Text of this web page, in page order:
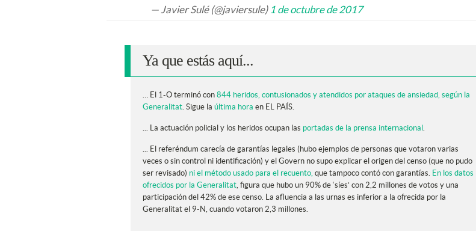
— Javier Sulé (@javiersule) 1 de octubre de 2017
Ya que estás aquí...
… El 1-O terminó con 844 heridos, contusionados y atendidos por ataques de ansiedad, según la
Generalitat. Sigue la última hora en EL PAÍS.
... La actuación policial y los heridos ocupan las portadas de la prensa internacional.
... El referéndum carecía de garantías legales (hubo ejemplos de personas que votaron varias
veces o sin control ni identificación) y el Govern no supo explicar el origen del censo (que no pudo
ser revisado) ni el método usado para el recuento, que tampoco contó con garantías. En los datos
ofrecidos por la Generalitat, figura que hubo un 90% de ‘síes’ con 2,2 millones de votos y una
participación del 42% de ese censo. La afluencia a las urnas es inferior a la ofrecida por la
Generalitat el 9-N, cuando votaron 2,3 millones.